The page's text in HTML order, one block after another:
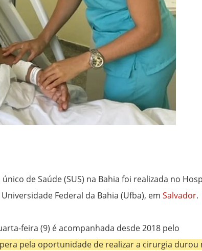
de Saúde (SUS) na Bahia foi realizada no
Federal da Bahia (Ufba), em Salvador.
feira (9) é acompanhada desde 2018 pelo
pela oportunidade de realizar a cirurgia durou